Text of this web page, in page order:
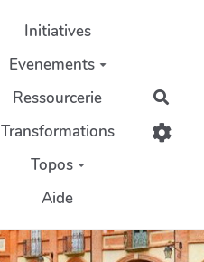
Initiatives
Evenements
Ressourcerie
Transformations
Topos
Aide